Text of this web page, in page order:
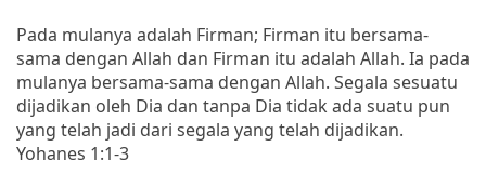
Pada mulanya adalah Firman; Firman itu bersama-
sama dengan Allah dan Firman itu adalah Allah. Ia pada
mulanya bersama-sama dengan Allah. Segala sesuatu
dijadikan oleh Dia dan tanpa Dia tidak ada suatu pun
yang telah jadi dari segala yang telah dijadikan.
Yohanes 1:1-3